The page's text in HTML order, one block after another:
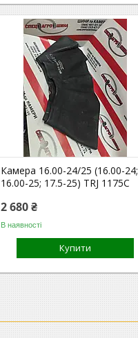
Камера 16.00-24/25 (16.00-24;
16.00-25; 17.5-25) TRJ 1175C
2 680 ₴
В наявності
Купити